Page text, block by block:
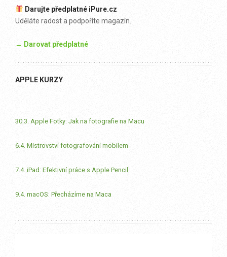
Darujte předplatné iPure.cz
Uděláte radost a podpoříte magazín.
→ Darovat předplatné
APPLE KURZY
30.3. Apple Fotky: Jak na fotografie na Macu
6.4. Mistrovství fotografování mobilem
7.4. iPad: Efektivní práce s Apple Pencil
9.4. macOS: Přecházíme na Maca